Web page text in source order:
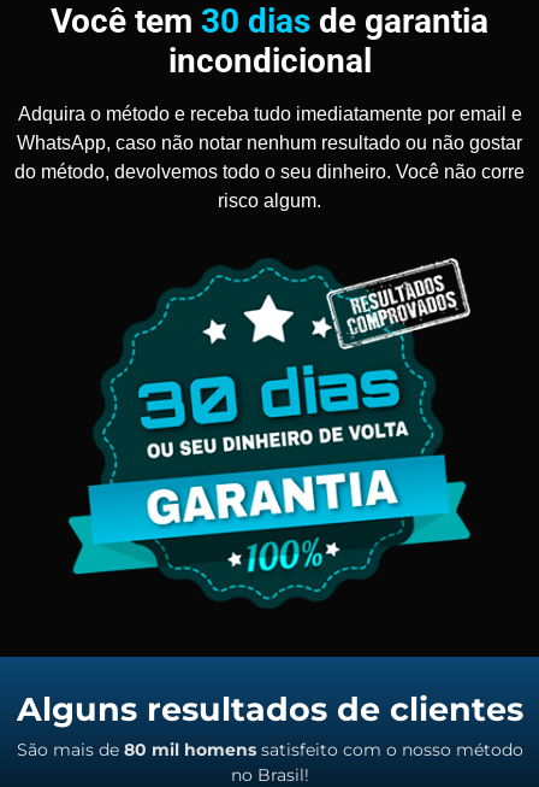
Você tem 30 dias de garantia
incondicional
Adquira o método e receba tudo imediatamente por email e
WhatsApp, caso não notar nenhum resultado ou não gostar
do método, devolvemos todo o seu dinheiro. Você não corre
risco algum.
Alguns resultados de clientes
São mais de 80 mil homenssatisfeito com o nosso método
no Brasil!